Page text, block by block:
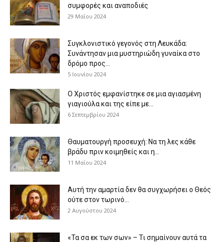
συμφορές και αναποδιές
29 Μαΐου 2024
Συγκλονιστικό γεγονός στη Λευκάδα:
Συνάντησαν μια μυστηριώδη γυναίκα στο
δρόμο προς...
5 Ιουνίου 2024
Ο Χριστός εμφανίστηκε σε μια αγιασμένη
γιαγιούλα και της είπε με...
6 Σεπτεμβρίου 2024
Θαυματουργή προσευχή: Να τη λες κάθε
βράδυ πριν κοιμηθείς και η...
11 Μαΐου 2024
Αυτή την αμαρτία δεν θα συγχωρήσει ο Θεός
ούτε στον τωρινό...
2 Αυγούστου 2024
«Τα σα εκ των σων» – Τι σημαίνουν αυτά τα